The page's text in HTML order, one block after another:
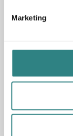
Marketing
Caspeco
plus
Ensemble,
mesure